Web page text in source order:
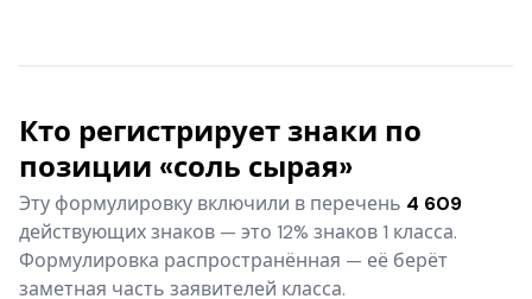
Кто регистрирует знаки по
позиции «соль сырая»
Эту формулировку включили в перечень 4 609
действующих знаков — это 12% знаков 1 класса.
Формулировка распространённая — её берёт
заметная часть заявителей класса.